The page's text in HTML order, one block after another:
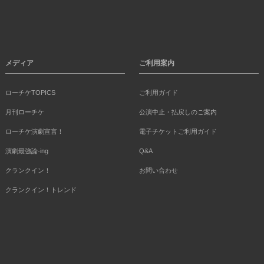
メディア
ローチケTOPICS
月刊ローチケ
ローチケ演劇宣言！
演劇最強論-ing
クランクイン！
クランクイン！トレンド
ご利用案内
ご利用ガイド
公演中止・払戻しのご案内
電子チケットご利用ガイド
Q&A
お問い合わせ